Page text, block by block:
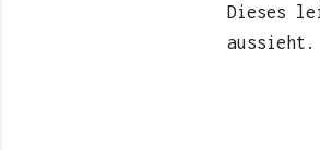
Dieses
aussieht.